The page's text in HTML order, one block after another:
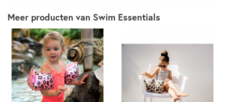
Meer producten van Swim Essentials